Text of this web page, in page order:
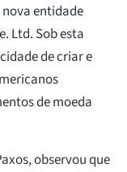
nova entidade
Ltd. Sob esta
de criar e
de moeda
observou que